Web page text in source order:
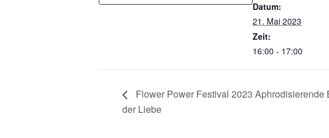
Datum:
21. Mai 2023
Zeit:
16:00 - 17:00
Flower Power Festival 2023
der Liebe